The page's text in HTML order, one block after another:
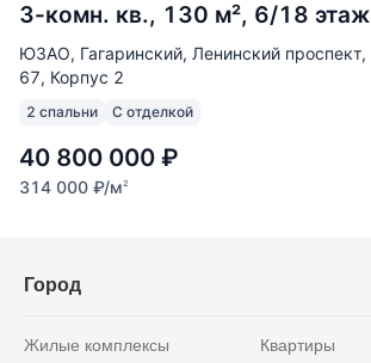
3-комн. кв., 130 м², 6/18 этаж
ЮЗАО, Гагаринский, Ленинский проспект,
67, Корпус 2
2 спальни С отделкой
40 800 000 ₽
314 000 ₽/м2
Город
Жилые комплексы
Квартиры